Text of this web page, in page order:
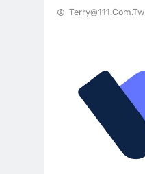
Terry@111.com.tw